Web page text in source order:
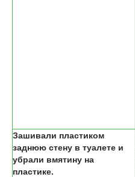
Зашивали пластиком
заднюю стену в туалете и
убрали вмятину на
пластике.